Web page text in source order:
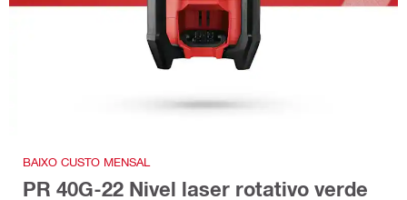
BAIXO CUSTO MENSAL
PR 40G-22 Nivel laser rotativo verde